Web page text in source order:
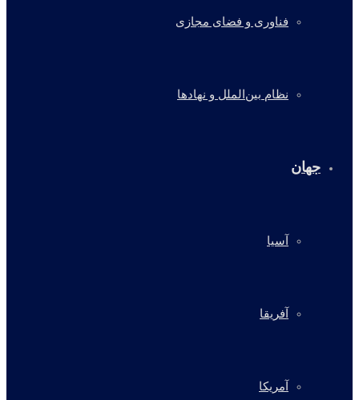
فناوری و فضای مجازی
نظام بین‌الملل و نهادها
جهان
آسیا
آفریقا
آمریکا